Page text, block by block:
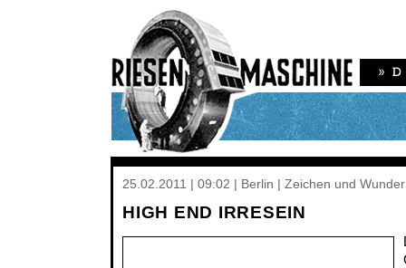
25.02.2011 | 09:02 | Berlin | Zeichen und Wunder
HIGH END IRRESEIN